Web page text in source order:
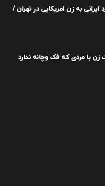
ایرانی به زن امریکایی در تهران /
زن با مردی که فک وچانه ندارد